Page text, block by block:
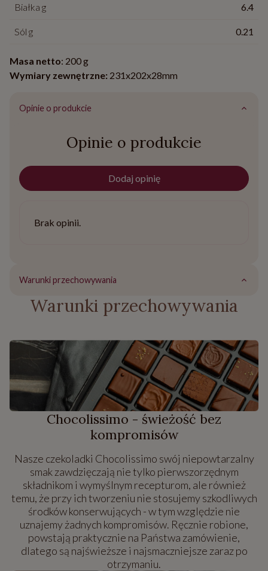
Białka g 6.4
Sól g 0.21
Masa netto: 200 g
Wymiary zewnętrzne: 231x202x28mm
Opinie o produkcie
Opinie o produkcie
Dodaj opinię
Brak opinii.
Warunki przechowywania
Warunki przechowywania
Chocolissimo - świeżość bez
kompromisów
Nasze czekoladki Chocolissimo swój niepowtarzalny
smak zawdzięczają nie tylko pierwszorzędnym
składnikom i wymyślnym recepturom, ale również
temu, że przy ich tworzeniu nie stosujemy szkodliwych
środków konserwujących - w tym względzie nie
uznajemy żadnych kompromisów. Ręcznie robione,
powstają praktycznie na Państwa zamówienie,
dlatego są najświeższe i najsmaczniejsze zaraz po
otrzymaniu.